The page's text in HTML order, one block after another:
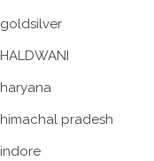
goldsilver
HALDWANI
haryana
himachal pradesh
indore